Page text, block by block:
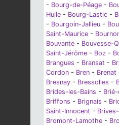
- Bourg-de-Péage -
Huile - Bourg-Lastic -
- Bourgoin-Jallieu -
Saint-Maurice -
Bouvante - Bouvesse-
Saint-Jérôme - Boz -
Brangues - Bransat -
Cordon - Bren - Brenat
Bresnay - Bressolles -
Brides-les-Bains -
Briffons - Brignais -
Saint-Innocent -
Bromont-Lamothe -